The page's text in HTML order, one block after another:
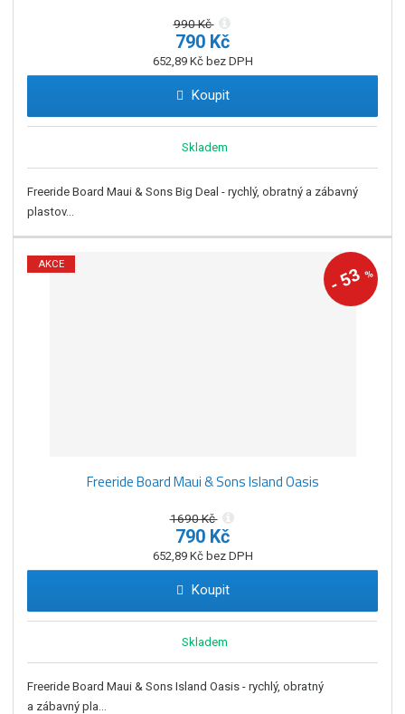
990 Kč
790 Kč
652,89 Kč bez DPH
Koupit
Skladem
Freeride Board Maui & Sons Big Deal - rychlý, obratný a zábavný
plastov...
-
53%
AKCE
Freeride Board Maui & Sons Island Oasis
1690 Kč
790 Kč
652,89 Kč bez DPH
Koupit
Skladem
Freeride Board Maui & Sons Island Oasis - rychlý, obratný
a zábavný pla...